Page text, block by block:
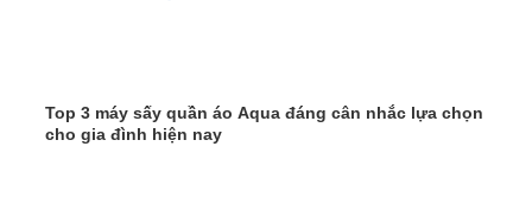
Top 3 máy sấy quần áo Aqua đáng cân nhắc lựa chọn
cho gia đình hiện nay